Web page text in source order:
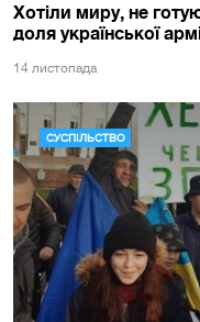
Хотіли миру, не
доля української
14 листопада
СУСПІЛЬСТВО